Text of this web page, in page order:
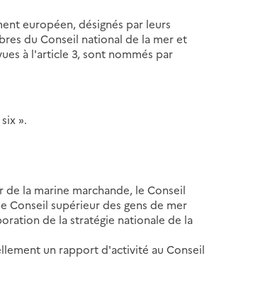
européen, désignés par leurs
du Conseil national de la mer et
à l'article 3, sont nommés par
».
de la marine marchande, le Conseil
Conseil supérieur des gens de mer
de la stratégie nationale de la
un rapport d'activité au Conseil